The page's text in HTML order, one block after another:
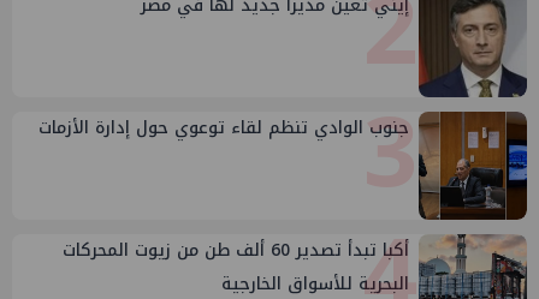
3
جنوب الوادي تنظم لقاء توعوي حول إدارة الأزمات
أكبا تبدأ تصدير 60 ألف طن من زيوت المحركات
البحرية للأسواق الخارجية